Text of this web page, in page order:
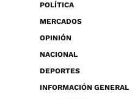
POLÍTICA
MERCADOS
OPINIÓN
NACIONAL
DEPORTES
INFORMACIÓN GENERAL